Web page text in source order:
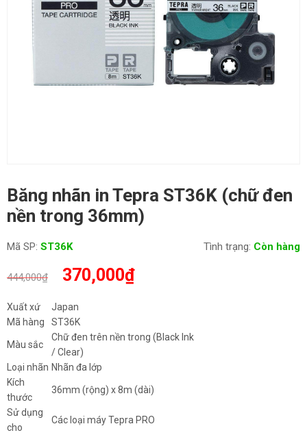
Băng nhãn in Tepra ST36K (chữ đen
nền trong 36mm)
Mã SP: ST36K Tình trạng: Còn hàng
444,000₫ Giá
là:
444,000₫.
370,000₫Giá
370,000₫.
Xuất xứ
Japan
Mã hàng
ST36K
Màu sắc
Chữ đen trên nền trong (Black Ink
/ Clear)
Loại nhãn Nhãn đa lớp
Kích
thước
36mm (rộng) x 8m (dài)
Sử dụng
cho
Các loại máy Tepra PRO